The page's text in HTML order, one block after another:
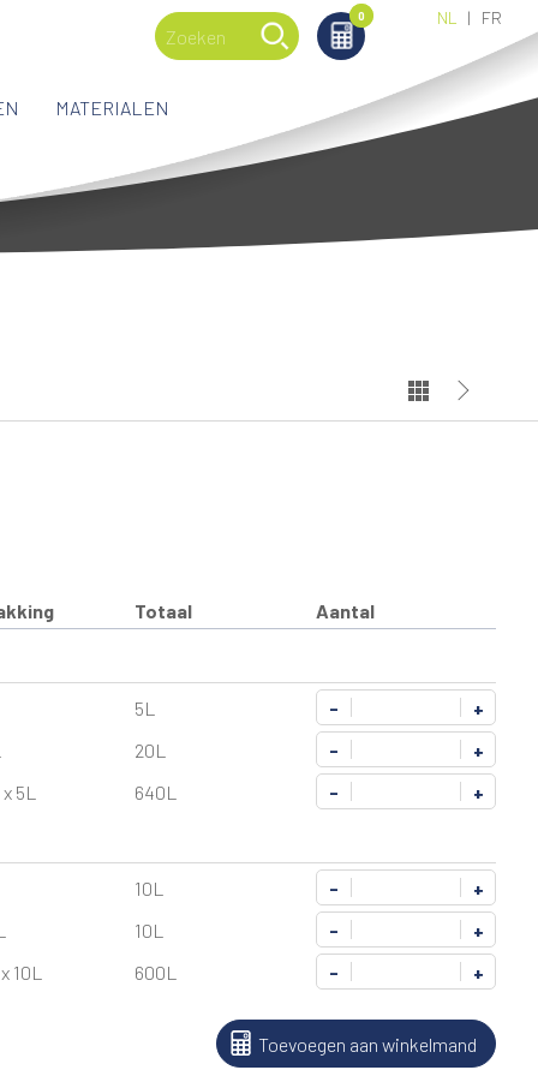
NL FR
0
0
MATERIALEN
Totaal Aantal
5L -
+
20L -
+
5L
640L - +
10L -
+
10L -
+
10L
600L - +
Toevoegen aan winkelmand